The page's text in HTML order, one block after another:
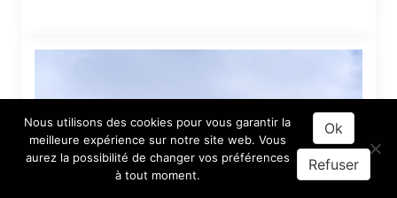
Nous utilisons des cookies pour vous garantir la
meilleure expérience sur notre site web. Vous
aurez la possibilité de changer vos préférences
à tout moment.
Ok
Refuser